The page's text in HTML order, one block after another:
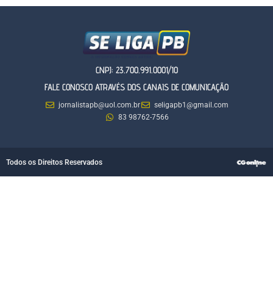
CNPJ: 23.700.991.0001/10
FALE CONOSCO ATRAVÉS DOS CANAIS DE COMUNICAÇÃO
jornalistapb@uol.com.br
seligapb1@gmail.com
83 98762-7566
Todos os Direitos Reservados